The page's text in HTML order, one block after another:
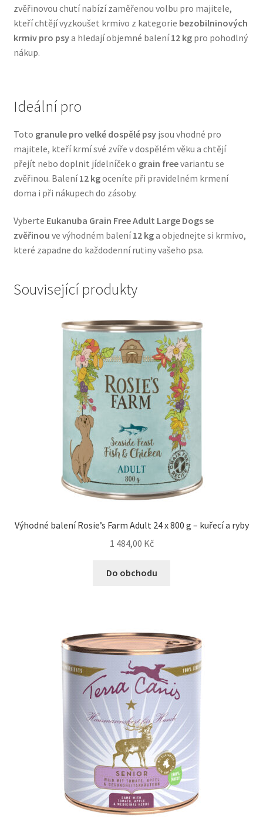
Royal Canin pro psy
Veterinární dieta pro psy
Wolf of Wilderness
zvěřinovou chutí nabízí zaměřenou volbu pro majitele,
kteří chtějí vyzkoušet krmivo z kategorie bezobilninových
krmiv pro psya hledají objemné balení12 kgpro pohodlný
nákup.
Ideální pro
Toto granule pro velké dospělé psyjsou vhodné pro
majitele, kteří krmí své zvíře v dospělém věku a chtějí
přejít nebo doplnit jídelníček o grain freevariantu se
zvěřinou. Balení12 kgoceníte při pravidelném krmení
doma i při nákupech do zásoby.
Vyberte Eukanuba Grain Free Adult Large Dogs se
zvěřinou ve výhodném balení12 kga objednejte si krmivo,
které zapadne do každodenní rutiny vašeho psa.
Související produkty
Výhodné balení Rosie’s Farm Adult 24 x 800 g – kuřecí a ryby
1 484,00 Kč
Do obchodu